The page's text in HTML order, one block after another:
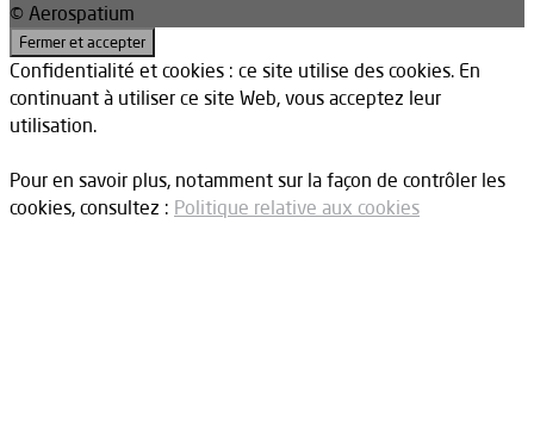
© Aerospatium
Confidentialité et cookies : ce site utilise des cookies. En
continuant à utiliser ce site Web, vous acceptez leur
utilisation.
Pour en savoir plus, notamment sur la façon de contrôler les
cookies, consultez : Politique relative aux cookies